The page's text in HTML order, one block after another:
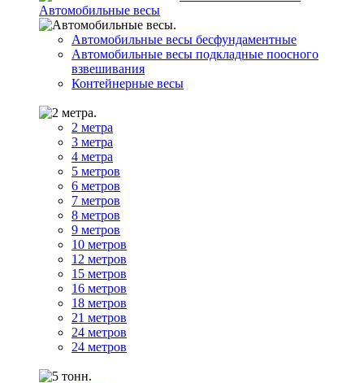
Автомобильные весы
Автомобильные весы бесфундаментные
Автомобильные весы подкладные поосного
взвешивания
Контейнерные весы
2 метра
3 метра
4 метра
5 метров
6 метров
7 метров
8 метров
9 метров
10 метров
12 метров
15 метров
16 метров
18 метров
21 метров
24 метров
24 метров